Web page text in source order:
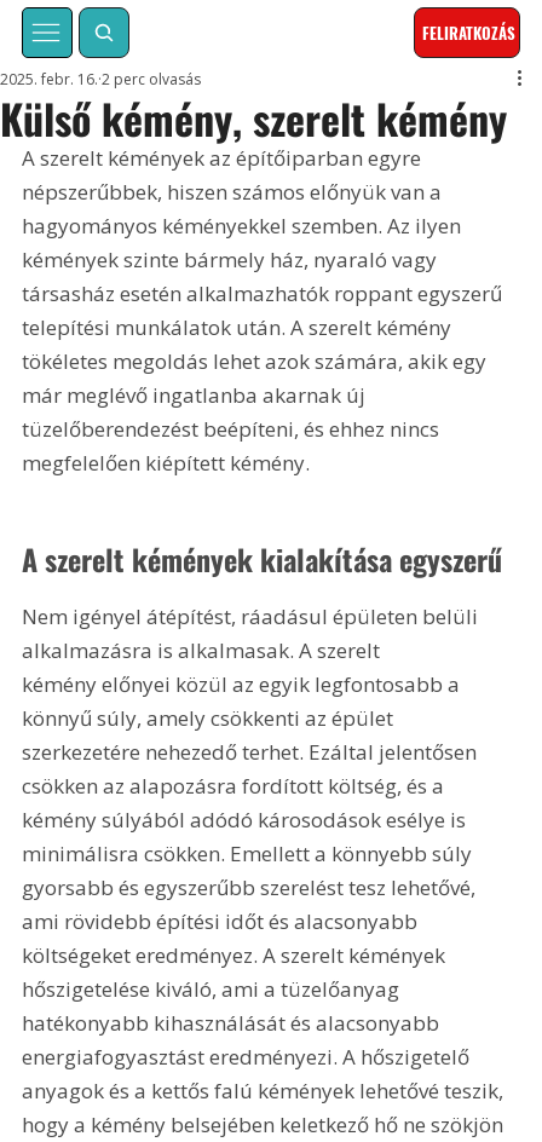
FELIRATKOZÁS
Külső kémény, szerelt kémény
2025. febr. 16. 2 perc olvasás
A szerelt kémények az építőiparban egyre
népszerűbbek, hiszen számos előnyük van a
hagyományos kéményekkel szemben. Az ilyen
kémények szinte bármely ház, nyaraló vagy
társasház esetén alkalmazhatók roppant egyszerű
telepítési munkálatok után. A szerelt kémény
tökéletes megoldás lehet azok számára, akik egy
már meglévő ingatlanba akarnak új
tüzelőberendezést beépíteni, és ehhez nincs
megfelelően kiépített kémény.
A szerelt kémények kialakítása egyszerű
Nem igényel átépítést, ráadásul épületen belüli
alkalmazásra is alkalmasak. A szerelt
kémény előnyei közül az egyik legfontosabb a
könnyű súly, amely csökkenti az épület
szerkezetére nehezedő terhet. Ezáltal jelentősen
csökken az alapozásra fordított költség, és a
kémény súlyából adódó károsodások esélye is
minimálisra csökken. Emellett a könnyebb súly
gyorsabb és egyszerűbb szerelést tesz lehetővé,
ami rövidebb építési időt és alacsonyabb
költségeket eredményez. A szerelt kémények
hőszigetelése kiváló, ami a tüzelőanyag
hatékonyabb kihasználását és alacsonyabb
energiafogyasztást eredményezi. A hőszigetelő
anyagok és a kettős falú kémények lehetővé teszik,
hogy a kémény belsejében keletkező hő ne szökjön